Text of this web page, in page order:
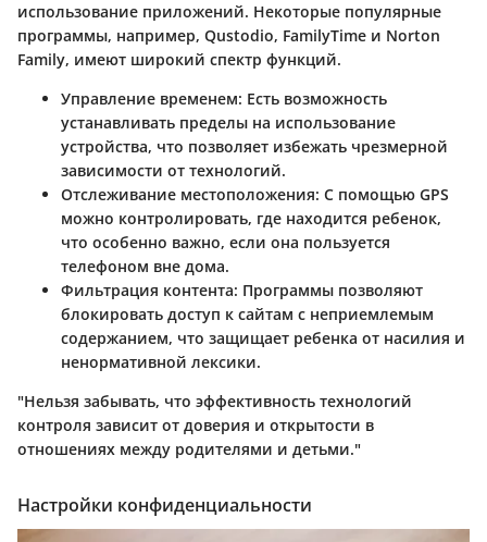
использование приложений. Некоторые популярные
программы, например, Qustodio, FamilyTime и Norton
Family, имеют широкий спектр функций.
Управление временем: Есть возможность
устанавливать пределы на использование
устройства, что позволяет избежать чрезмерной
зависимости от технологий.
Отслеживание местоположения: С помощью GPS
можно контролировать, где находится ребенок,
что особенно важно, если она пользуется
телефоном вне дома.
Фильтрация контента: Программы позволяют
блокировать доступ к сайтам с неприемлемым
содержанием, что защищает ребенка от насилия и
ненормативной лексики.
"Нельзя забывать, что эффективность технологий
контроля зависит от доверия и открытости в
отношениях между родителями и детьми."
Настройки конфиденциальности